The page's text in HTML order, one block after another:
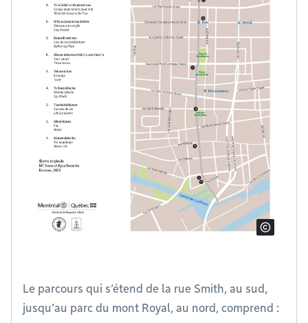
Le parcours qui s’étend de la rue Smith, au sud,
jusqu’au parc du mont Royal, au nord, comprend :